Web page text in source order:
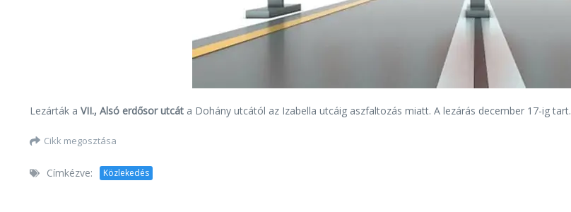
Lezárták a VII., Alsó erdősor utcát a Dohány utcától az Izabella utcáig aszfaltozás miatt. A lezárás december 17-ig tart.
Cikk megosztása
Címkézve: Közlekedés